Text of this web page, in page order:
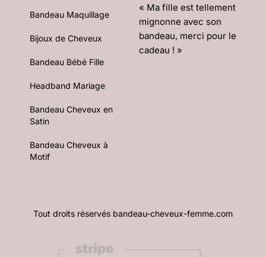
Bandeau Maquillage
Bijoux de Cheveux
Bandeau Bébé Fille
Headband Mariage
Bandeau Cheveux en
Satin
Bandeau Cheveux à
Motif
« Ma fille est tellement
mignonne avec son
bandeau, merci pour le
cadeau ! »
Tout droits réservés bandeau-cheveux-femme.com